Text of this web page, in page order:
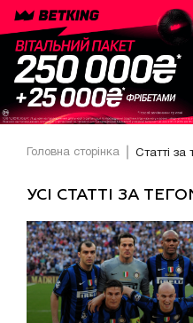
Головна сторінка Статті за
УСІ СТАТТІ ЗА